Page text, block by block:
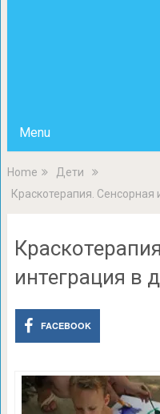
Menu
Home
Дети
Краскотерапия. Сенсорная
интеграция в
FACEBOOK